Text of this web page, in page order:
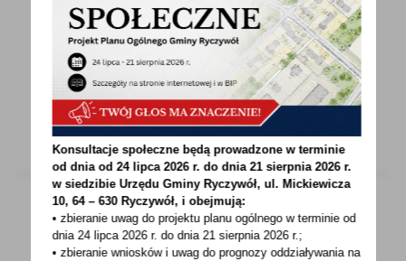
W dniu 28 lipca br. Pan Mieczysław Kozłowski
właściciel firmy KOMAT z Romanowa Dolnego
przekazał...
10 - 08 - 2020
Konsultacje społeczne będą prowadzone w terminie
od dnia od 24 lipca 2026 r. do dnia 21 sierpnia 2026 r.
w siedzibie Urzędu Gminy Ryczywół, ul. Mickiewicza
10, 64 – 630 Ryczywół, i obejmują:
• zbieranie uwag do projektu planu ogólnego w terminie od
dnia 24 lipca 2026 r. do dnia 21 sierpnia 2026 r.;
• zbieranie wniosków i uwag do prognozy oddziaływania na